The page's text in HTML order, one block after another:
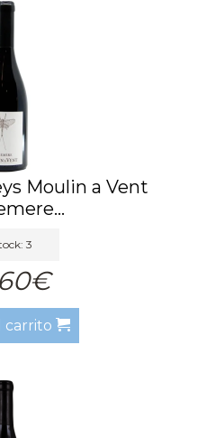
Moulin a Vent
3
carrito